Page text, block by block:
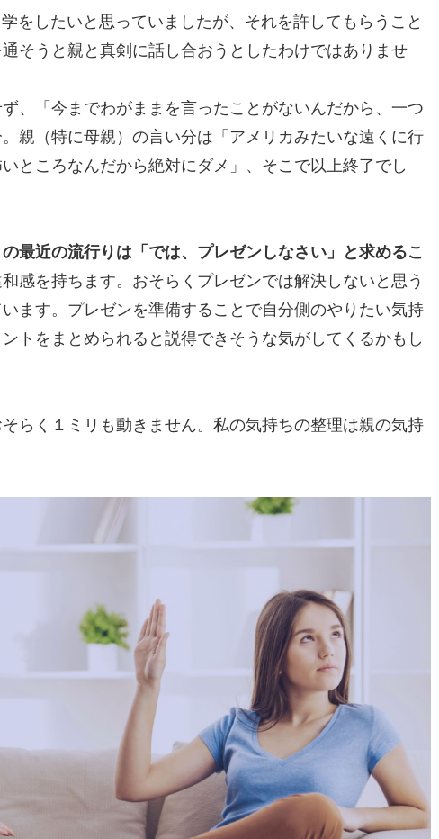
をしたいと思っていましたが、それを許してもらうこと
そうと親と真剣に話し合おうとしたわけではありませ
、「今までわがままを言ったことがないんだから、一つ
親（特に母親）の言い分は「アメリカみたいな遠くに行
ところなんだから絶対にダメ」、そこで以上終了でし
最近の流行りは「では、プレゼンしなさい」と求めるこ
感を持ちます。おそらくプレゼンでは解決しないと思う
ます。プレゼンを準備することで自分側のやりたい気持
トをまとめられると説得できそうな気がしてくるかもし
らく１ミリも動きません。私の気持ちの整理は親の気持